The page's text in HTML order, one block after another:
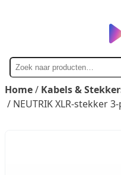
Zoek
naar
Home/ Kabels &
/ NEUTRIK XLR-stekker